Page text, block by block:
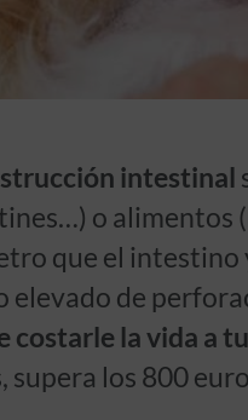
intestinal
o alimentos
que el intestino
elevado de
costarle la vida a
supera los 800